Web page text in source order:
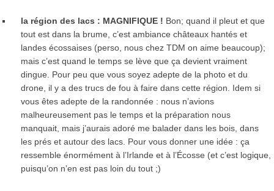
la région des lacs : MAGNIFIQUE ! Bon; quand il pleut et que
tout est dans la brume, c’est ambiance châteaux hantés et
landes écossaises (perso, nous chez TDM on aime beaucoup);
mais c’est quand le temps se lève que ça devient vraiment
dingue. Pour peu que vous soyez adepte de la photo et du
drone, il y a des trucs de fou à faire dans cette région. Idem si
vous êtes adepte de la randonnée : nous n’avions
malheureusement pas le temps et la préparation nous
manquait, mais j’aurais adoré me balader dans les bois, dans
les prés et autour des lacs. Pour vous donner une idée : ça
ressemble énormément à l’Irlande et à l’Écosse (et c’est logique,
puisqu’on n’en est pas loin du tout ;)